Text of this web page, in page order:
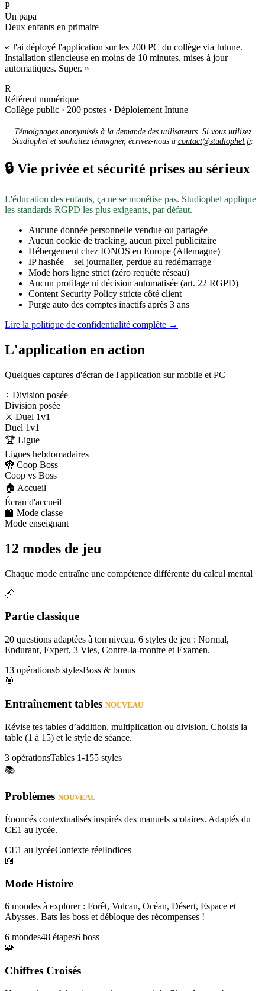
P
Un papa
Deux enfants en primaire
« J'ai déployé l'application sur les 200 PC du collège via Intune.
Installation silencieuse en moins de 10 minutes, mises à jour
automatiques. Super. »
R
Référent numérique
Collège public · 200 postes · Déploiement Intune
Témoignages anonymisés à la demande des utilisateurs. Si vous utilisez
Studiophel et souhaitez témoigner, écrivez-nous à contact@studiophel.fr.
🔒 Vie privée et sécurité prises au sérieux
L'éducation des enfants, ça ne se monétise pas. Studiophel applique
les standards RGPD les plus exigeants, par défaut.
Aucune donnée personnelle vendue ou partagée
Aucun cookie de tracking, aucun pixel publicitaire
Hébergement chez IONOS en Europe (Allemagne)
IP hashée + sel journalier, perdue au redémarrage
Mode hors ligne strict (zéro requête réseau)
Aucun profilage ni décision automatisée (art. 22 RGPD)
Content Security Policy stricte côté client
Purge auto des comptes inactifs après 3 ans
Lire la politique de confidentialité complète →
L'application en action
Quelques captures d'écran de l'application sur mobile et PC
÷ Division posée
Division posée
⚔️ Duel 1v1
Duel 1v1
🏆 Ligue
Ligues hebdomadaires
🐉 Coop Boss
Coop vs Boss
🏠 Accueil
Écran d'accueil
🏫 Mode classe
Mode enseignant
12 modes de jeu
Chaque mode entraîne une compétence différente du calcul mental
📏
Partie classique
20 questions adaptées à ton niveau. 6 styles de jeu : Normal,
Endurant, Expert, 3 Vies, Contre-la-montre et Examen.
13 opérations6 stylesBoss & bonus
🎯
Entraînement tables NOUVEAU
Révise tes tables d’addition, multiplication ou division. Choisis la
table (1 à 15) et le style de séance.
3 opérationsTables 1-155 styles
📚
Problèmes NOUVEAU
Énoncés contextualisés inspirés des manuels scolaires. Adaptés du
CE1 au lycée.
CE1 au lycéeContexte réelIndices
📖
Mode Histoire
6 mondes à explorer : Forêt, Volcan, Océan, Désert, Espace et
Abysses. Bats les boss et débloque des récompenses !
6 mondes48 étapes6 boss
🧩
Chiffres Croisés